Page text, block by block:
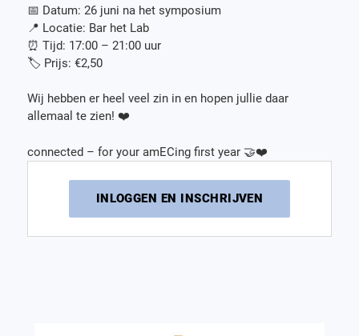
📅 Datum: 26 juni na het symposium
📍 Locatie: Bar het Lab
⏰ Tijd: 17:00 – 21:00 uur
🏷️ Prijs: €2,50
Wij hebben er heel veel zin in en hopen jullie daar
allemaal te zien! ❤️
connected – for your amECing first year 🤝❤️
INLOGGEN EN INSCHRIJVEN